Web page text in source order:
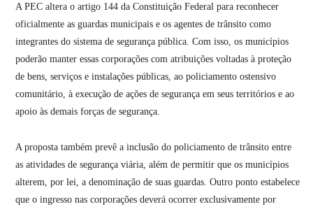
A PEC altera o artigo 144 da Constituição Federal para reconhecer
oficialmente as guardas municipais e os agentes de trânsito como
integrantes do sistema de segurança pública. Com isso, os municípios
poderão manter essas corporações com atribuições voltadas à proteção
de bens, serviços e instalações públicas, ao policiamento ostensivo
comunitário, à execução de ações de segurança em seus territórios e ao
apoio às demais forças de segurança.
A proposta também prevê a inclusão do policiamento de trânsito entre
as atividades de segurança viária, além de permitir que os municípios
alterem, por lei, a denominação de suas guardas. Outro ponto estabelece
que o ingresso nas corporações deverá ocorrer exclusivamente por